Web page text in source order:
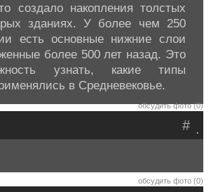
создало накопления толстых
зданиях. У более чем 250
есть основные нижние слои
более 500 лет назад. Это
узнать, какие типы
в Средневековье.
обсудить фото (0)
.
#
обсудить фото (0)